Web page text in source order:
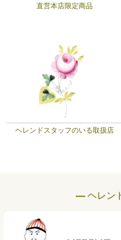
直営本店限定商品
ヘレンドスタッフのいる取扱店
― ヘレン